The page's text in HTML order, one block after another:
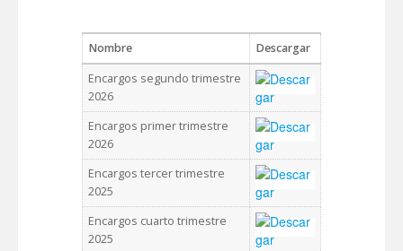
Nombre
Descargar
Encargos segundo trimestre
2026
Encargos primer trimestre
2026
Encargos tercer trimestre
2025
Encargos cuarto trimestre
2025